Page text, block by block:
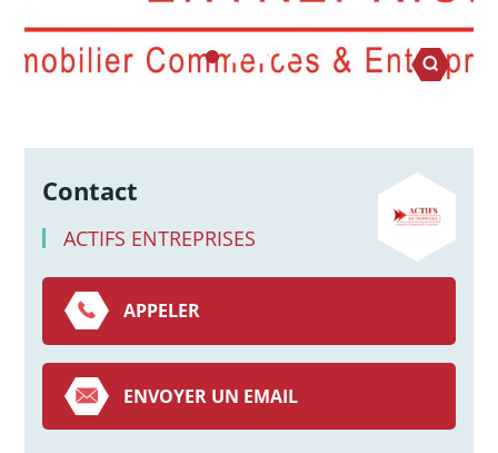
Contact
ACTIFS ENTREPRISES
APPELER
ENVOYER UN EMAIL